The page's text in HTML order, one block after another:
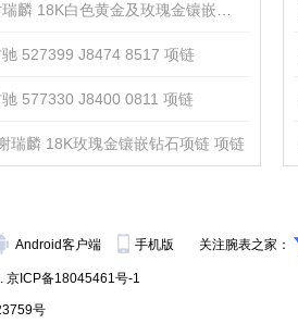
麟 18K白色黄金及玫瑰金镶嵌钻石项链 项链
527399 J8474 8517 项链
577330 J8400 0811 项链
瑞麟 18K玫瑰金镶嵌钻石项链 项链
Android客户端 手机版 关注腕表之家：
京ICP备18045461号-1
号